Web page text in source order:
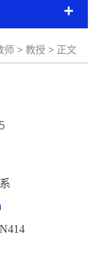
+
师 > 教授 > 正文